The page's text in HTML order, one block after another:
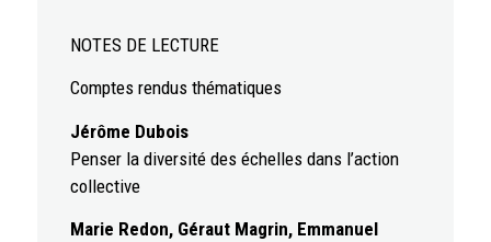
NOTES DE LECTURE
Comptes rendus thématiques
Jérôme Dubois
Penser la diversité des échelles dans l’action
collective
Marie Redon, Géraut Magrin, Emmanuel